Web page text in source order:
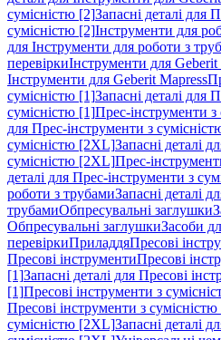
сумісністю [2]Запасні деталі для
сумісністю [2]Інструменти для
для Інструменти для роботи з
перевіркиІнструменти для Geberit
Інструменти для Geberit Mapress
сумісністю [1]Запасні деталі для
сумісністю [1]Прес-інструменти з
для Прес-інструменти з
сумісністю [2XL]Запасні деталі
сумісністю [2XL]Прес-
деталі для Прес-інструменти з
роботи з трубамиЗапасні деталі
трубамиОбпресувальні заглушки
Обпресувальні заглушкиЗасоби
перевіркиПриладдяПресові
Пресові інструментиПресові
[1]Запасні деталі для Пресові
[1]Пресові інструменти з
Пресові інструменти з
сумісністю [2XL]Запасні деталі